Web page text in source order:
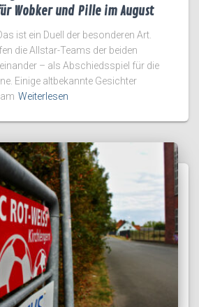
Wobker und Pille im August
ist ein Duell der besonderen Art.
die Allstar-Teams der beiden
– als Abschiedsspiel für die
Einige altbekannte Gesichter
Weiterlesen